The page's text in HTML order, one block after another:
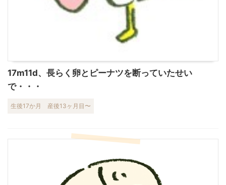
17m11d、長らく卵とピーナツを断っていたせい
で・・・
生後17か月 産後13ヶ月目〜